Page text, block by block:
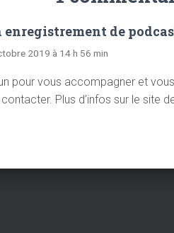
de
2019 à 14 h 56 min
pour vous accompagner et
Plus d’infos sur le site